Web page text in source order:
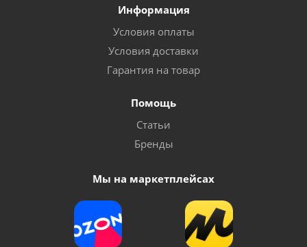
Информация
Условия оплаты
Условия доставки
Гарантия на товар
Помощь
Статьи
Бренды
Мы на маркетплейсах